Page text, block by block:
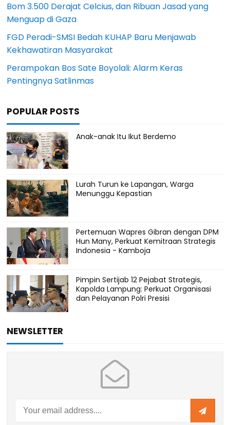
Bom 3.500 Derajat Celcius, dan Ribuan Jasad yang
Menguap di Gaza
FGD Peradi-SMSI Bedah KUHAP Baru Menjawab
Kekhawatiran Masyarakat
Perampokan Bos Sate Boyolali: Alarm Keras
Pentingnya Satlinmas
POPULAR POSTS
Anak-anak Itu Ikut Berdemo
Lurah Turun ke Lapangan, Warga
Menunggu Kepastian
Pertemuan Wapres Gibran dengan DPM
Hun Many, Perkuat Kemitraan Strategis
Indonesia - Kamboja
Pimpin Sertijab 12 Pejabat Strategis,
Kapolda Lampung: Perkuat Organisasi
dan Pelayanan Polri Presisi
NEWSLETTER